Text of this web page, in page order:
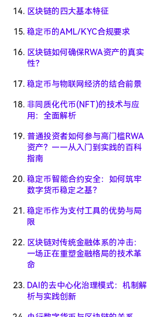
区块链的四大基本特征
稳定币的AML/KYC合规要求
区块链如何确保RWA资产的真实
性？
稳定币与物联网经济的结合前景
非同质化代币(NFT)的技术与应
用：全面解析
普通投资者如何参与高门槛RWA
资产？——从入门到实践的百科
指南
稳定币智能合约安全：如何筑牢
数字货币稳定之基？
稳定币作为支付工具的优势与局
限
区块链对传统金融体系的冲击：
一场正在重塑金融格局的技术革
命
DAI的去中心化治理模式：机制解
析与实践创新